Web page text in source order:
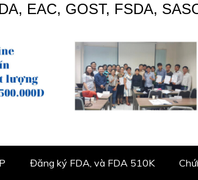
EAC, GOST, FSDA,
Đăng ký FDA, và FDA 510K